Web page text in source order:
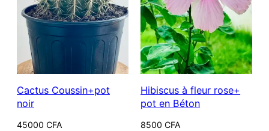
Cactus Coussin+pot
noir
45000 CFA
Hibiscus à fleur rose+
pot en Béton
8500CFA